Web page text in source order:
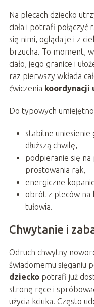
Na plecach dziecko
ciała i potrafi
się nimi, ogląda je i z
brzucha. To moment,
ciało, jego granice i
raz pierwszy wkłada
ćwiczenia koordynacji
Do typowych
stabilne uniesienie
dłuższą chwilę,
podpieranie się
prostowania rąk,
energiczne
obrót z pleców na
tułowia.
Chwytanie i
Odruch chwytny
świadomemu sięganiu
dzieckopotrafi już
stronę ręce i spróbować
użycia kciuka. Często